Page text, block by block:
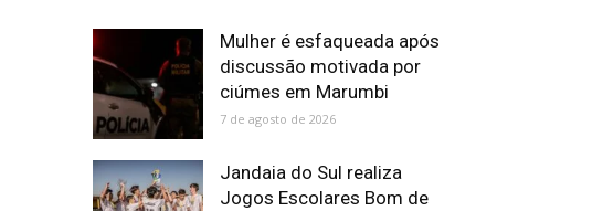
Mulher é esfaqueada após
discussão motivada por
ciúmes em Marumbi
7 de agosto de 2026
Jandaia do Sul realiza
Jogos Escolares Bom de